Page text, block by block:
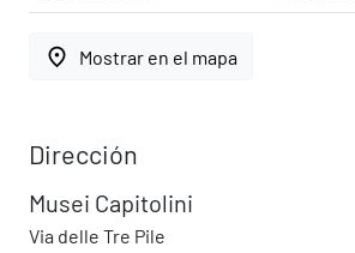
place Mostrar en el mapa
Dirección
Musei Capitolini
Via delle Tre Pile